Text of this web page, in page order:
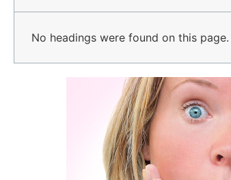
No headings were found on this page.